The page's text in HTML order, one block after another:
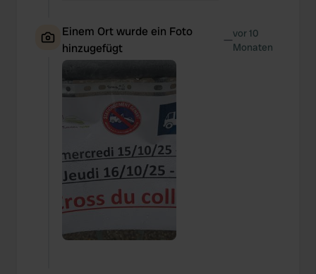
Einem Ort wurde ein Foto
hinzugefügt
—vor 10
Monaten